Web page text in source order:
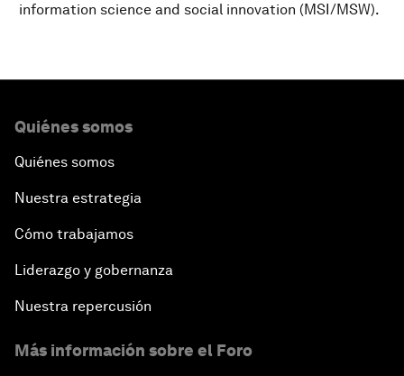
information science and social innovation (MSI/MSW).
Quiénes somos
Quiénes somos
Nuestra estrategia
Cómo trabajamos
Liderazgo y gobernanza
Nuestra repercusión
Más información sobre el Foro